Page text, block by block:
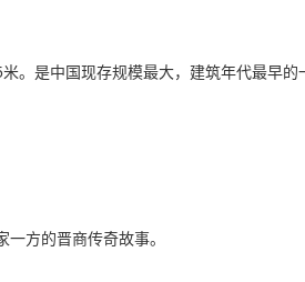
。是中国现存规模最大，建筑年代最早的
方的晋商传奇故事。